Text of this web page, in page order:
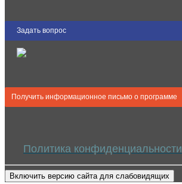
Задать вопрос
Получить информационное письмо о программе
Политика конфиденциальности
Включить версию сайта для слабовидящих